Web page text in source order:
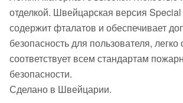
отделкой. Швейцарская версия
содержит фталатов и обеспечивает
безопасность для пользователя,
соответствует всем стандартам
безопасности.
Сделано в Швейцарии.